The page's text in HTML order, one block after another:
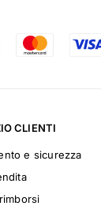
CLIENTI
e sicurezza